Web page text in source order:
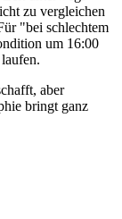
zu vergleichen
"bei schlechtem
um 16:00
aber
bringt ganz